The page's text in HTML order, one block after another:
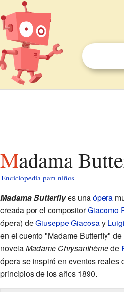
Madama
Enciclopedia para niños
Madama Butterflyes unaópera
creada por el compositorGiacomo
ópera) deGiuseppe Giacosay
en el cuento "Madame Butterfly"
novelaMadame Chrysanthèmede
ópera se inspiró en eventos reales
principios de los años 1890.